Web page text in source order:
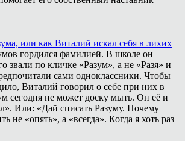
или как Виталий искал себя в лихих
гордился фамилией. В школе он
звали по кличке «Разум», а не «Разя» и
сами одноклассники. Чтобы
Виталий говорил о себе при них в
сегодня не может доску мыть. Он её и
Или: «Дай списать Разуму. Почему
не «опять», а «всегда». Когда я хоть раз